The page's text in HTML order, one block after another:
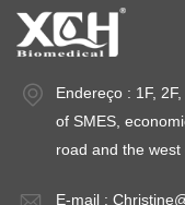
Endereço : 1F,
of SMES,
road and the west
E-mail :